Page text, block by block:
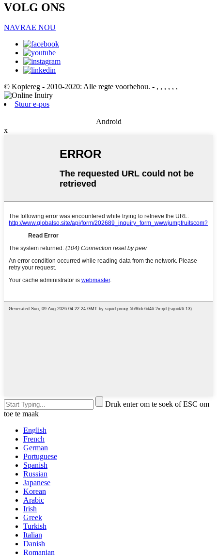
VOLG ONS
NAVRAE NOU
© Kopiereg - 2010-2020: Alle regte voorbehou. - , , , , , ,
Stuur e-pos
Android
x
Druk enter om te soek of ESC om
toe te maak
English
French
German
Portuguese
Spanish
Russian
Japanese
Korean
Arabic
Irish
Greek
Turkish
Italian
Danish
Romanian